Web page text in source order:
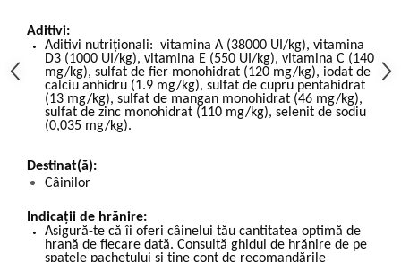
Aditivi:
Aditivi nutriționali: vitamina A (38000 UI/kg), vitamina
D3 (1000 UI/kg), vitamina E (550 UI/kg), vitamina C (140
mg/kg), sulfat de fier monohidrat (120 mg/kg), iodat de
calciu anhidru (1.9 mg/kg), sulfat de cupru pentahidrat
(13 mg/kg), sulfat de mangan monohidrat (46 mg/kg),
sulfat de zinc monohidrat (110 mg/kg), selenit de sodiu
(0,035 mg/kg).
Destinat(ă):
Câinilor
Indicații de hrănire:
Asigură-te că îi oferi câinelui tău cantitatea optimă de
hrană de fiecare dată. Consultă ghidul de hrănire de pe
spatele pachetului și ține cont de recomandările